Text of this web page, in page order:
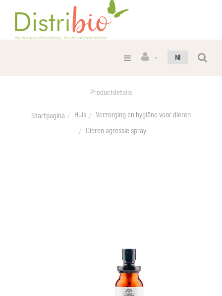
Nl
Productdetails
Startpagina Huis
Verzorging en hygiëne voor dieren
Dieren agressie spray